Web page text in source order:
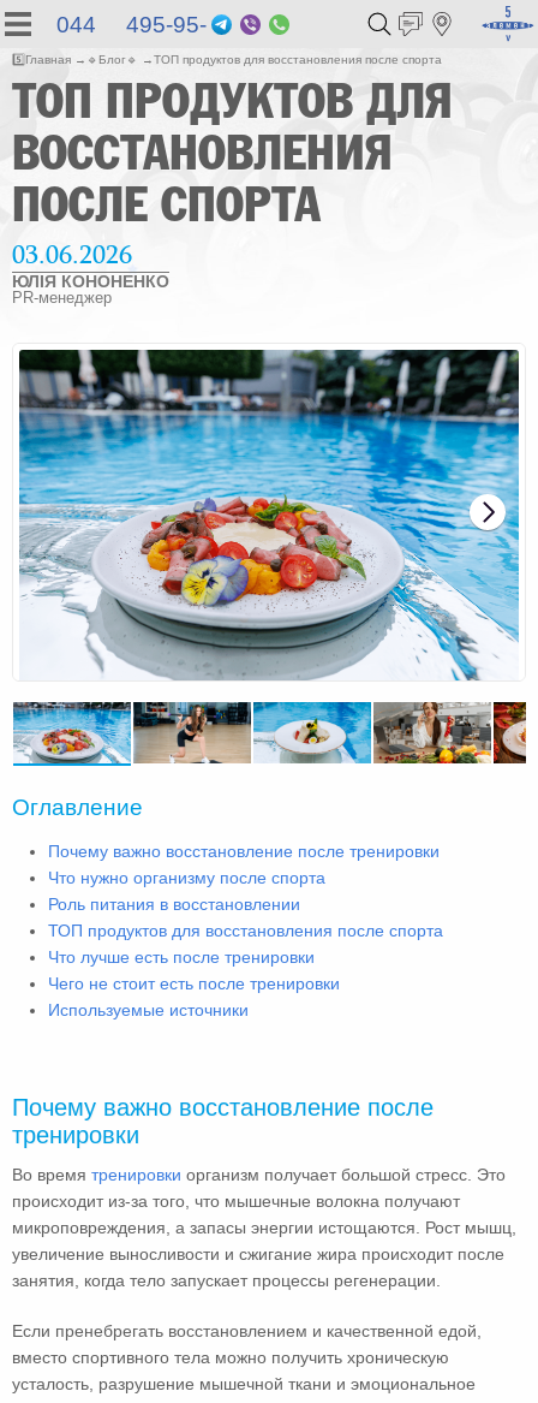
044 495-95-
Telegram
ViberWhatsApp
5️⃣Главная 🔹 Блог🔹 ТОП продуктов для восстановления после спорта
ТОП ПРОДУКТОВ ДЛЯ
ВОССТАНОВЛЕНИЯ
ПОСЛЕ СПОРТА
03.06.2026
ЮЛІЯ КОНОНЕНКО
PR-менеджер
Оглавление
Почему важно восстановление после тренировки
Что нужно организму после спорта
Роль питания в восстановлении
ТОП продуктов для восстановления после спорта
Что лучше есть после тренировки
Чего не стоит есть после тренировки
Используемые источники
Почему важно восстановление после
тренировки
Во время тренировки организм получает большой стресс. Это
происходит из-за того, что мышечные волокна получают
микроповреждения, а запасы энергии истощаются. Рост мышц,
увеличение выносливости и сжигание жира происходит после
занятия, когда тело запускает процессы регенерации.
Если пренебрегать восстановлением и качественной едой,
вместо спортивного тела можно получить хроническую
усталость, разрушение мышечной ткани и эмоциональное